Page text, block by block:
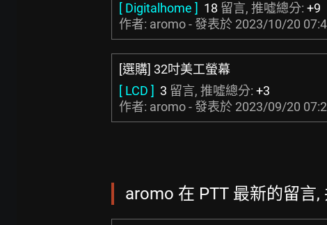
[ Digitalhome ] 18 留言, 推噓總分: +9
作者: aromo - 發表於 2023/10/20
[選購] 32吋美工螢幕
[ LCD ] 3 留言, 推噓總分: +3
作者: aromo - 發表於 2023/09/20
aromo 在 PTT 最新的留言,